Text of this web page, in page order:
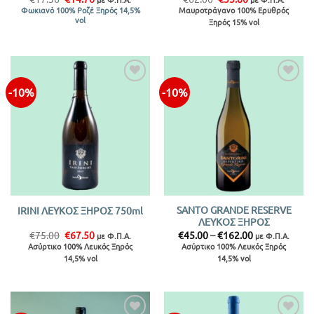
price
was:
€17.36.
τρέχουσα
τιμή
Φωκιανό 100% Ροζέ Ξηρός 14,5%
vol
price
was:
€62.00.
τρέχουσα
τιμή
είναι:
Μαυροτράγανο 100% Ερυθρός
Ξηρός 15% vol
-10%
IRINI ΛΕΥΚΟΣ ΞΗΡΟΣ 750ml
€75.00 Original
price
was:
€75.00.
€67.50Η
τρέχουσα
τιμή
είναι:
με Φ.Π.Α.
Ασύρτικο 100% Λευκός Ξηρός
14,5% vol
-10%
SANTO GRANDE RESERVE
ΛΕΥΚΟΣ ΞΗΡΟΣ
€45.00–€162.00Price
range:
€45.00
με Φ.Π.Α.
Ασύρτικο 100% Λευκός Ξηρός
14,5% vol